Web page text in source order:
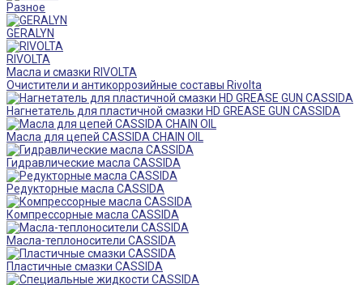
Разное
GERALYN
RIVOLTA
Масла и смазки RIVOLTA
Очистители и антикоррозийные составы Rivolta
Нагнетатель для пластичной смазки HD GREASE GUN CASSIDA
Масла для цепей CASSIDA CHAIN OIL
Гидравлические масла CASSIDA
Редукторные масла CASSIDA
Компрессорные масла CASSIDA
Масла-теплоносители CASSIDA
Пластичные смазки CASSIDA